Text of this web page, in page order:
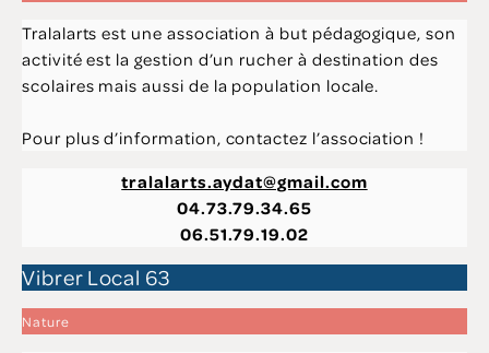
Tralalarts est une association à but pédagogique, son
activité est la gestion d’un rucher à destination des
scolaires mais aussi de la population locale.
Pour plus d’information, contactez l’association !
tralalarts.aydat@gmail.com
04.73.79.34.65
06.51.79.19.02
Vibrer Local 63
Nature